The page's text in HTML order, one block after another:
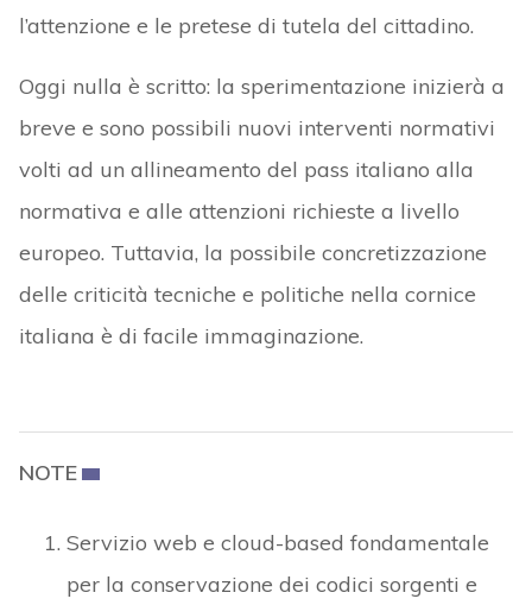
l’attenzione e le pretese di tutela del cittadino.
Oggi nulla è scritto: la sperimentazione inizierà a
breve e sono possibili nuovi interventi normativi
volti ad un allineamento del pass italiano alla
normativa e alle attenzioni richieste a livello
europeo. Tuttavia, la possibile concretizzazione
delle criticità tecniche e politiche nella cornice
italiana è di facile immaginazione.
NOTE
Servizio web e cloud-based fondamentale
per la conservazione dei codici sorgenti e